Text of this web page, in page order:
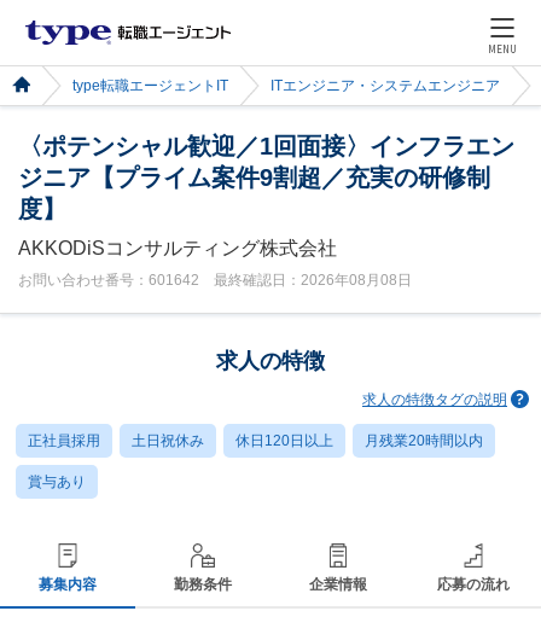
MENU
type転職エージェントIT ITエンジニア・システムエンジニア
〈ポテンシャル歓迎／1回面接〉インフラエン
ジニア【プライム案件9割超／充実の研修制
度】
AKKODiSコンサルティング株式会社
お問い合わせ番号：601642 最終確認日：2026年08月08日
求人の特徴
求人の特徴タグの説明
正社員採用 土日祝休み 休日120日以上 月残業20時間以内
賞与あり
募集内容 勤務条件 企業情報 応募の流れ